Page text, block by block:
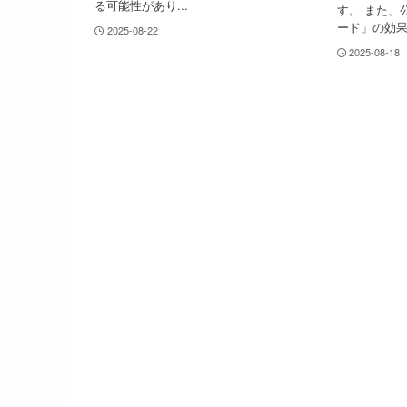
る可能性があり...
2025-08-22
す。 また、
ード」の効
2025-08-18